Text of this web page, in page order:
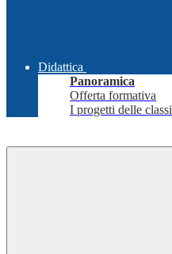
Didattica
Panoramica
Offerta formativa
I progetti delle classi